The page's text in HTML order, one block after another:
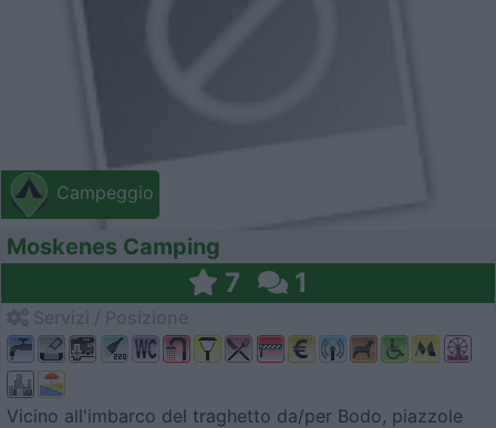
Campeggio
Moskenes Camping
7 1
Vicino all'imbarco del traghetto da/per Bodo, piazzole